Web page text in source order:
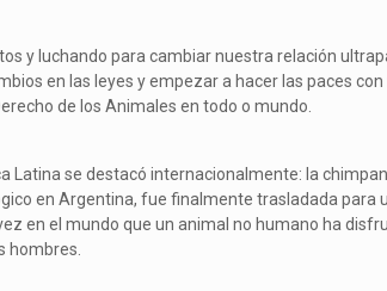
y luchando para cambiar nuestra relación
en las leyes y empezar a hacer las paces
de los Animales en todo o mundo.
Latina se destacó internacionalmente: la
en Argentina, fue finalmente trasladada para
en el mundo que un animal no humano ha
hombres.